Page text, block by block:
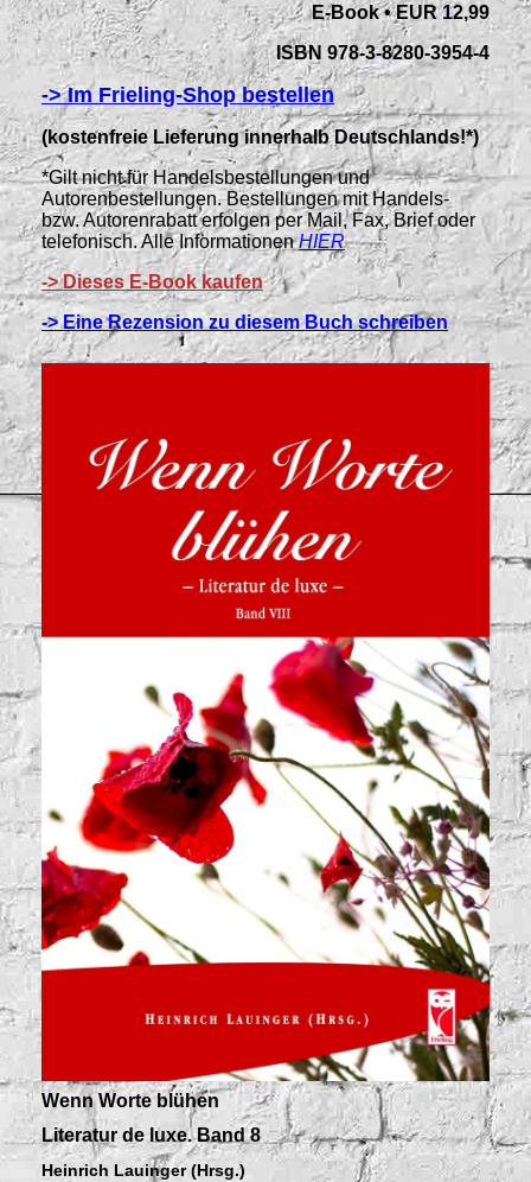
E-Book • EUR 12,99
ISBN 978-3-8280-3954-4
-> Im Frieling-Shop bestellen
(kostenfreie Lieferung innerhalb Deutschlands!*)
*Gilt nicht für Handelsbestellungen und
Autorenbestellungen. Bestellungen mit Handels-
bzw. Autorenrabatt erfolgen per Mail, Fax, Brief oder
telefonisch. Alle InformationenHIER
-> Dieses E-Book kaufen
-> Eine Rezension zu diesem Buch schreiben
Wenn Worte blühen
Literatur de luxe. Band 8
Heinrich Lauinger (Hrsg.)